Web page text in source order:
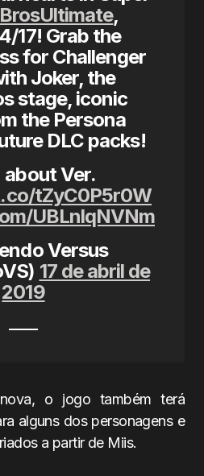
,
17! Grab the
for Challenger
Joker, the
stage, iconic
the Persona
DLC packs!
about Ver.
tZyC0P5r0W
UBLnlqNVNm
Versus
17 de abril de
2019
o jogo também terá
alguns dos personagens e
a partir de Miis.